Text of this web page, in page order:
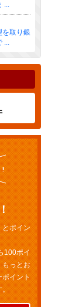
...
を取り銀
...
とポイン
100ポイ
もっとお
ポイント
。